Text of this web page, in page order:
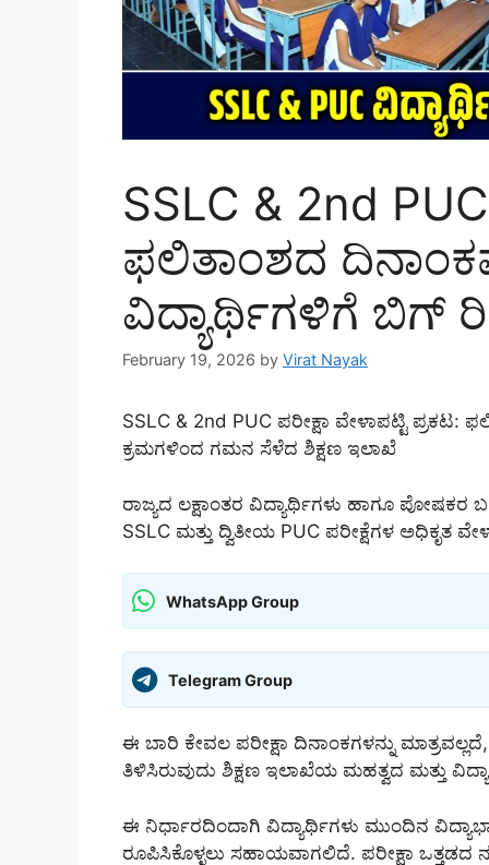
SSLC & 2nd
ಫಲಿತಾಂಶದ
ವಿದ್ಯಾರ್ಥಿಗಳಿಗೆ ಬಿಗ್
February 19, 2026 by Virat Nayak
SSLC & 2nd PUC ಪರೀಕ್ಷಾ ವೇಳಾಪಟ್ಟಿ
ಕ್ರಮಗಳಿಂದ ಗಮನ ಸೆಳೆದ ಶಿಕ್ಷಣ ಇಲಾಖೆ
ರಾಜ್ಯದ ಲಕ್ಷಾಂತರ ವಿದ್ಯಾರ್ಥಿಗಳು ಹಾಗೂ ಪೋಷಕರ
SSLC ಮತ್ತು ದ್ವಿತೀಯ PUC ಪರೀಕ್ಷೆಗಳ ಅಧಿಕೃತ
WhatsApp Group
Telegram Group
ಈ ಬಾರಿ ಕೇವಲ ಪರೀಕ್ಷಾ ದಿನಾಂಕಗಳನ್ನು
ತಿಳಿಸಿರುವುದು ಶಿಕ್ಷಣ ಇಲಾಖೆಯ ಮಹತ್ವದ ಮತ್ತು
ಈ ನಿರ್ಧಾರದಿಂದಾಗಿ ವಿದ್ಯಾರ್ಥಿಗಳು ಮುಂದಿನ
ರೂಪಿಸಿಕೊಳ್ಳಲು ಸಹಾಯವಾಗಲಿದೆ. ಪರೀಕ್ಷಾ